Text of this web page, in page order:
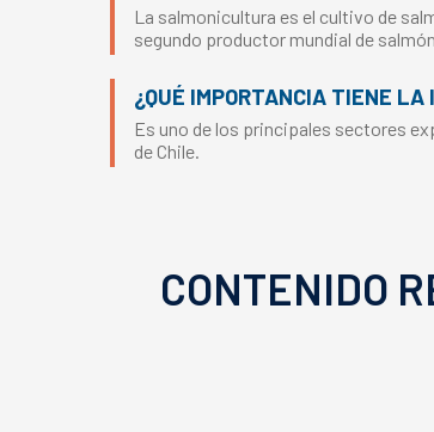
La salmonicultura es el cultivo de
segundo productor mundial de
¿QUÉ IMPORTANCIA TIENE
Es uno de los principales sectores
de Chile.
CONTENIDO